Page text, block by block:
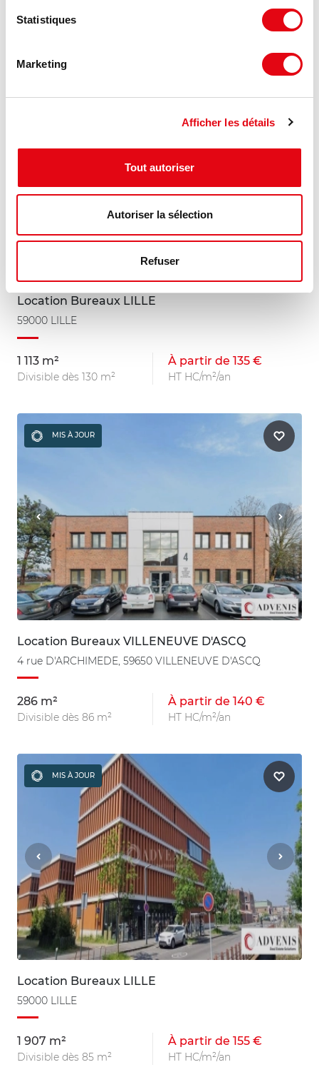
Statistiques
Marketing
Afficher les détails
Tout autoriser
Autoriser la sélection
Refuser
290 m²
MIS À JOUR
Location Bureaux LILLE
59000 LILLE
1 113 m²
Divisible dès 130 m²
À partir de 135 €
HT HC/m²/an
MIS À JOUR
Location Bureaux VILLENEUVE D'ASCQ
4 rue D'ARCHIMEDE, 59650 VILLENEUVE D'ASCQ
286 m²
Divisible dès 86 m²
À partir de 140 €
HT HC/m²/an
MIS À JOUR
Location Bureaux LILLE
59000 LILLE
1 907 m²
Divisible dès 85 m²
À partir de 155 €
HT HC/m²/an